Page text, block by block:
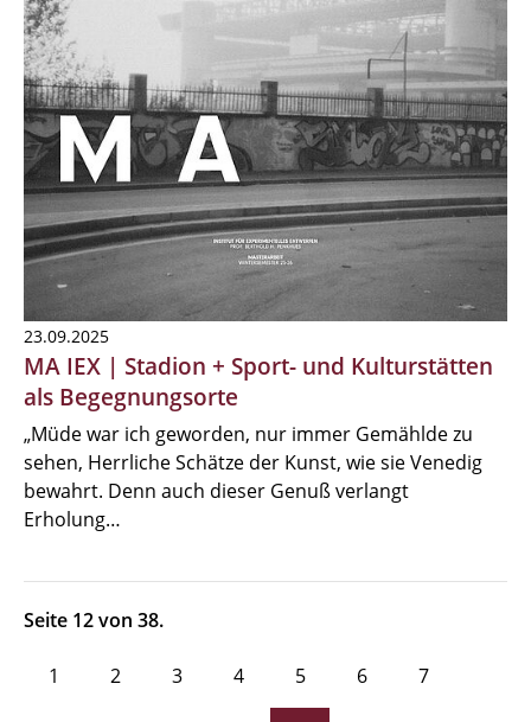
23.09.2025
MA IEX | Stadion + Sport- und Kulturstätten
als Begegnungsorte
„Müde war ich geworden, nur immer Gemählde zu
sehen, Herrliche Schätze der Kunst, wie sie Venedig
bewahrt. Denn auch dieser Genuß verlangt
Erholung…
Seite 12 von 38.
1 2 3 4 5 6 7